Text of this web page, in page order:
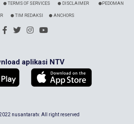
TERMS OF SERVICES DISCLAIMER PEDOMAN
TIM REDAKSI ANCHORS
aplikasi NTV
nusantaratv. All right reserved